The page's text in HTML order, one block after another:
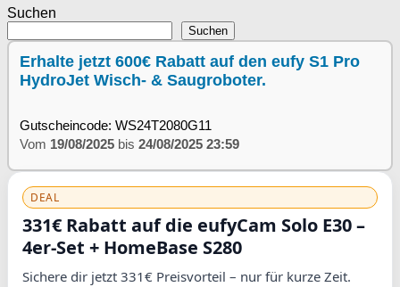
Suchen
Suchen
Erhalte jetzt 600€ Rabatt auf den eufy S1 Pro
HydroJet Wisch- & Saugroboter.
Gutscheincode: WS24T2080G11
Vom 19/08/2025 bis 24/08/2025 23:59
DEAL
331€ Rabatt auf die eufyCam Solo E30 –
4er-Set + HomeBase S280
Sichere dir jetzt 331€ Preisvorteil – nur für kurze Zeit.